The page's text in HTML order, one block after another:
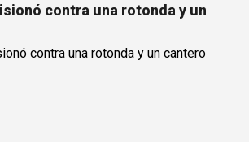
contra una rotonda y un